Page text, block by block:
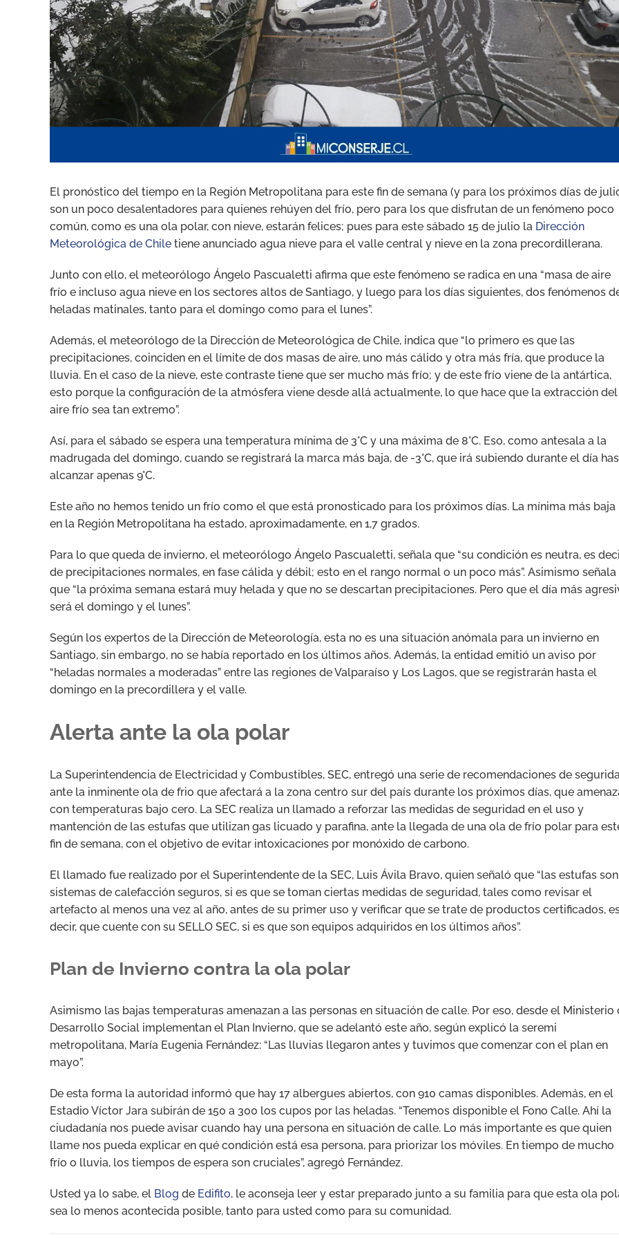
El pronóstico del tiempo en la Región Metropolitana para este fin de semana (y para los próximos días de
son un poco desalentadores para quienes rehúyen del frío, pero para los que disfrutan de un fenómeno poco
común, como es una ola polar, con nieve, estarán felices; pues para este sábado 15 de julio la Dirección
Meteorológica de Chile tiene anunciado agua nieve para el valle central y nieve en la zona precordillerana.
Junto con ello, el meteorólogo Ángelo Pascualetti afirma que este fenómeno se radica en una “masa de aire
frío e incluso agua nieve en los sectores altos de Santiago, y luego para los días siguientes, dos fenómenos
heladas matinales, tanto para el domingo como para el lunes”.
Además, el meteorólogo de la Dirección de Meteorológica de Chile, indica que “lo primero es que las
precipitaciones, coinciden en el límite de dos masas de aire, uno más cálido y otra más fría, que produce la
lluvia. En el caso de la nieve, este contraste tiene que ser mucho más frío; y de este frío viene de la antártica,
esto porque la configuración de la atmósfera viene desde allá actualmente, lo que hace que la extracción del
aire frío sea tan extremo”.
Así, para el sábado se espera una temperatura mínima de 3°C y una máxima de 8°C. Eso, como antesala a la
madrugada del domingo, cuando se registrará la marca más baja, de -3°C, que irá subiendo durante el día
alcanzar apenas 9°C.
Este año no hemos tenido un frío como el que está pronosticado para los próximos días. La mínima más baja
en la Región Metropolitana ha estado, aproximadamente, en 1,7 grados.
Para lo que queda de invierno, el meteorólogo Ángelo Pascualetti, señala que “su condición es neutra, es
de precipitaciones normales, en fase cálida y débil; esto en el rango normal o un poco más”. Asimismo señala
que “la próxima semana estará muy helada y que no se descartan precipitaciones. Pero que el día más
será el domingo y el lunes”.
Según los expertos de la Dirección de Meteorología, esta no es una situación anómala para un invierno en
Santiago, sin embargo, no se había reportado en los últimos años. Además, la entidad emitió un aviso por
“heladas normales a moderadas” entre las regiones de Valparaíso y Los Lagos, que se registrarán hasta el
domingo en la precordillera y el valle.
Alerta ante la ola polar
La Superintendencia de Electricidad y Combustibles, SEC, entregó una serie de recomendaciones de
ante la inminente ola de frio que afectará a la zona centro sur del país durante los próximos días, que
con temperaturas bajo cero. La SEC realiza un llamado a reforzar las medidas de seguridad en el uso y
mantención de las estufas que utilizan gas licuado y parafina, ante la llegada de una ola de frío polar para
fin de semana, con el objetivo de evitar intoxicaciones por monóxido de carbono.
El llamado fue realizado por el Superintendente de la SEC, Luis Ávila Bravo, quien señaló que “las estufas son
sistemas de calefacción seguros, si es que se toman ciertas medidas de seguridad, tales como revisar el
artefacto al menos una vez al año, antes de su primer uso y verificar que se trate de productos certificados,
decir, que cuente con su SELLO SEC, si es que son equipos adquiridos en los últimos años”.
Plan de Invierno contra la ola polar
Asimismo las bajas temperaturas amenazan a las personas en situación de calle. Por eso, desde el Ministerio
Desarrollo Social implementan el Plan Invierno, que se adelantó este año, según explicó la seremi
metropolitana, María Eugenia Fernández: “Las lluvias llegaron antes y tuvimos que comenzar con el plan en
mayo”.
De esta forma la autoridad informó que hay 17 albergues abiertos, con 910 camas disponibles. Además, en el
Estadio Víctor Jara subirán de 150 a 300 los cupos por las heladas. “Tenemos disponible el Fono Calle. Ahí la
ciudadanía nos puede avisar cuando hay una persona en situación de calle. Lo más importante es que quien
llame nos pueda explicar en qué condición está esa persona, para priorizar los móviles. En tiempo de mucho
frío o lluvia, los tiempos de espera son cruciales”, agregó Fernández.
Usted ya lo sabe, el Blog de Edifito, le aconseja leer y estar preparado junto a su familia para que esta ola
sea lo menos acontecida posible, tanto para usted como para su comunidad.